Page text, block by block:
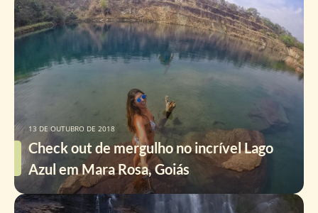
Check out de mergulho no incrível Lago
Azul em Mara Rosa, Goiás
13 DE OUTUBRO DE 2018